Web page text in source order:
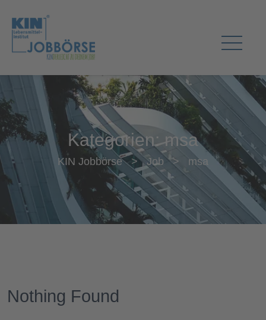
Kategorien:msa
KIN Jobbörse > Job > msa
Nothing Found